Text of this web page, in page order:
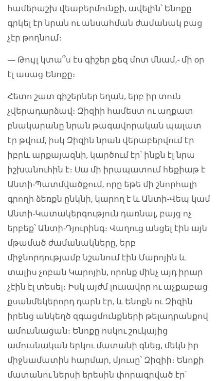
համերաշխ վեաբերմունքի, ավելին՝ Ենոքը
գրկել էր նրան ու անսահման ժամանակ բաց
չէր թողնում։
— Թույլ կտա՞ս էս գիշեր քեզ մոտ մնամ,- մի օր
էլ ասաց Ենոքը։
Հետո շատ գիշերներ եղան, երբ իր տուն
չվերադարձավ։ Զիզիի համեստ ու աղքատ
բնակարանը նրան թագավորական պալատ
էր թվում, իսկ Զիզին նրան վերաբերվում էր
իբրև արքայազնի, կարծում էր՝ ինքն էլ նրա
իշխանուհին է։ Սա մի իրապատում հեքիաթ է
Անտի-Պատմվածքում, որը եթե մի շնորհալի
գրողի ձեռքն ընկնի, կարող է և Անտի-Վեպ կամ
Անտի-Կատակերգություն դառնալ, բայց ոչ
երբեք՝ Անտի-Դյուրինգ։ Վաղուց անցել էին այն
մթամած ժամանակները, երբ
միջնորդությամբ նշանում էին Մարոյին և
տալիս չոբան Կարոյին, որոնք մինչ այդ իրար
չէին էլ տեսել։ Իսկ այժմ լուսավոր ու աչքաբաց
քսանմեկերորդ դարն էր, և Ենոքն ու Զիզին
իրենց անկեղծ զգացմունքների թելադրանքով
ամուսնացան։ Ենոքը ոսկու շուկայից
ամուսնական երկու մատանի գնեց, մեկն իր
միջնամատին հարմար, մյուսը՝ Զիզիի։ Ենոքի
մատանու ներսի երեսին փորագրված էր՝